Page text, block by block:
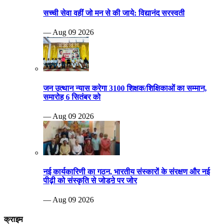
सच्ची सेवा वहीं जो मन से की जाये: विद्यानंद सरस्वती
— Aug 09 2026
जन उत्थान न्यास करेगा 3100 शिक्षक/शिक्षिकाओं का सम्मान,
समारोह 6 सितंबर को
— Aug 09 2026
नई कार्यकारिणी का गठन, भारतीय संस्कारों के संरक्षण और नई
पीढ़ी को संस्कृति से जोडऩे पर जोर
— Aug 09 2026
क्राइम